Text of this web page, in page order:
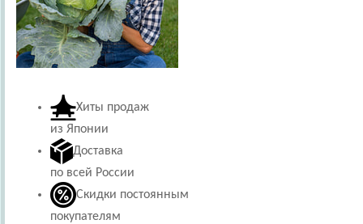
Хиты продаж
из Японии
Доставка
по всей России
Скидки постоянным
покупателям